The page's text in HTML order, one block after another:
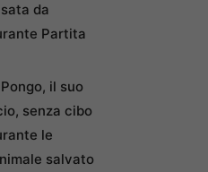
da
Partita
il suo
senza cibo
le
salvato